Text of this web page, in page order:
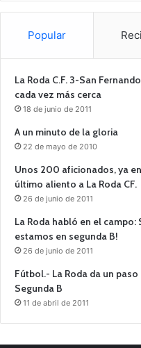
Popular
La Roda C.F. 3-San
cada vez más cerca
18 de junio de 2011
A un minuto de la gloria
22 de mayo de 2010
Unos 200 aficionados, ya
último aliento a La Roda CF.
26 de junio de 2011
La Roda habló en el campo:
estamos en segunda B!
26 de junio de 2011
Fútbol.- La Roda da un
Segunda B
11 de abril de 2011